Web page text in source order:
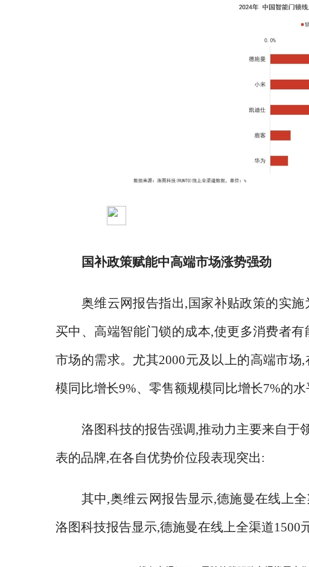
国补政策赋能中高端市场涨势强劲
奥维云网报告指出,国家补贴政策的实
买中、高端智能门锁的成本,使更多消费者
市场的需求。尤其2000元及以上的高端市
模同比增长9%、零售额规模同比增长7%的水
洛图科技的报告强调,推动力主要来自于
表的品牌,在各自优势价位段表现突出:
其中,奥维云网报告显示,德施曼在线上
洛图科技报告显示,德施曼在线上全渠道1500